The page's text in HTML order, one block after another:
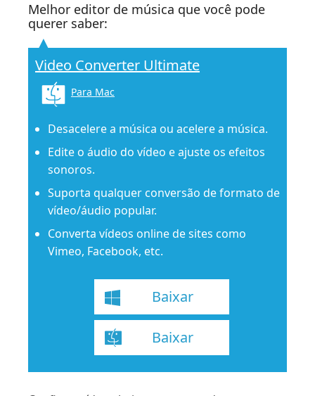
Melhor editor de música que você pode
querer saber:
Video Converter Ultimate
Para Mac
Desacelere a música ou acelere a música.
Edite o áudio do vídeo e ajuste os efeitos
sonoros.
Suporta qualquer conversão de formato de
vídeo/áudio popular.
Converta vídeos online de sites como
Vimeo, Facebook, etc.
Baixar
Baixar